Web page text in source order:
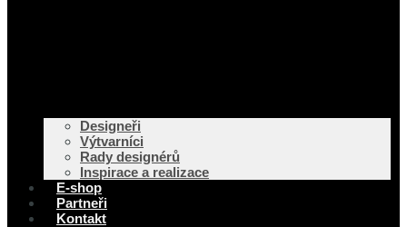
Designeři
Výtvarníci
Rady designérů
Inspirace a realizace
E-shop
Partneři
Kontakt